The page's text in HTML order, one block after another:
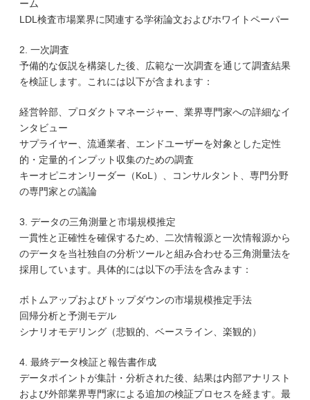
ーム
LDL検査市場業界に関連する学術論文およびホワイトペーパー
2. 一次調査
予備的な仮説を構築した後、広範な一次調査を通じて調査結果
を検証します。これには以下が含まれます：
経営幹部、プロダクトマネージャー、業界専門家への詳細なイ
ンタビュー
サプライヤー、流通業者、エンドユーザーを対象とした定性
的・定量的インプット収集のための調査
キーオピニオンリーダー（KoL）、コンサルタント、専門分野
の専門家との議論
3. データの三角測量と市場規模推定
一貫性と正確性を確保するため、二次情報源と一次情報源から
のデータを当社独自の分析ツールと組み合わせる三角測量法を
採用しています。具体的には以下の手法を含みます：
ボトムアップおよびトップダウンの市場規模推定手法
回帰分析と予測モデル
シナリオモデリング（悲観的、ベースライン、楽観的）
4. 最終データ検証と報告書作成
データポイントが集計・分析された後、結果は内部アナリスト
および外部業界専門家による追加の検証プロセスを経ます。最